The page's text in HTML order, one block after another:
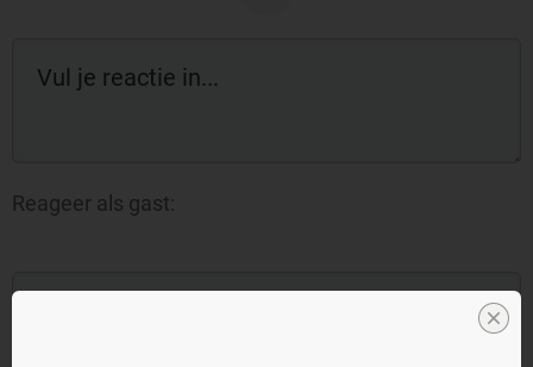
Reageer als gast: